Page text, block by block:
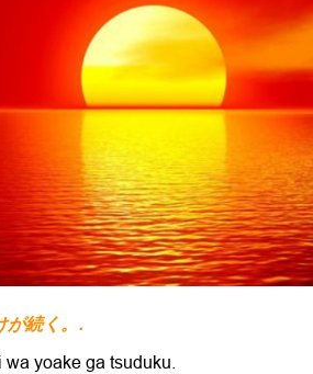
が続く。.
yoake ga tsuduku.